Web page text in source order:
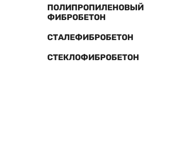
ПОЛИПРОПИЛЕНОВЫЙ
ФИБРОБЕТОН
СТАЛЕФИБРОБЕТОН
СТЕКЛОФИБРОБЕТОН